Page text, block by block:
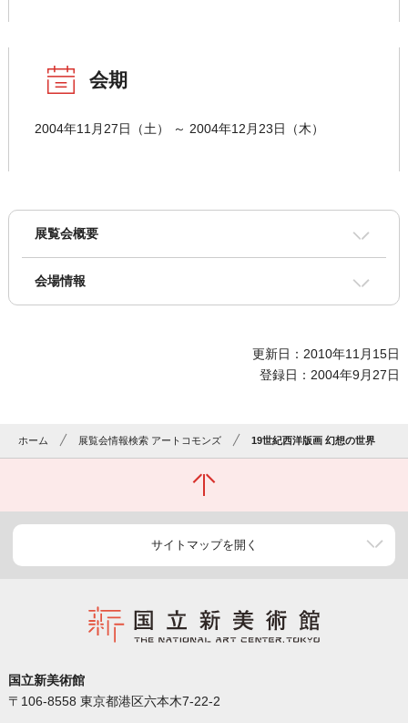
会期
2004年11月27日（土） ～ 2004年12月23日（木）
展覧会概要
会場情報
更新日：2010年11月15日
登録日：2004年9月27日
ホーム 展覧会情報検索 アートコモンズ 19世紀西洋版画 幻想の世界
サイトマップを開く
国立新美術館
〒106-8558 東京都港区六本木7-22-2